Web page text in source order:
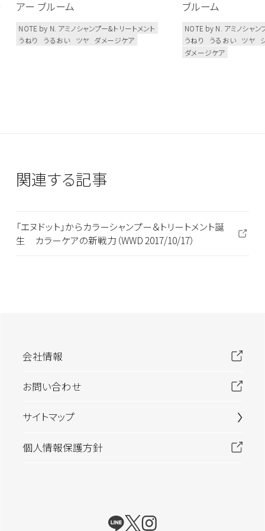
アー ブルーム
NOTE by N. アミノシャンプー&トリートメント
うねり
うるおい ツヤ ダメージケア
ブルーム
NOTE by N. アミノシャン
うねり
うるおい ツヤ
ダメージケア
関連する記事
「エヌドット」からカラーシャンプー＆トリートメント誕
生 カラーケアの新戦力（WWD 2017/10/17）
会社情報
お問い合わせ
サイトマップ
個人情報保護方針